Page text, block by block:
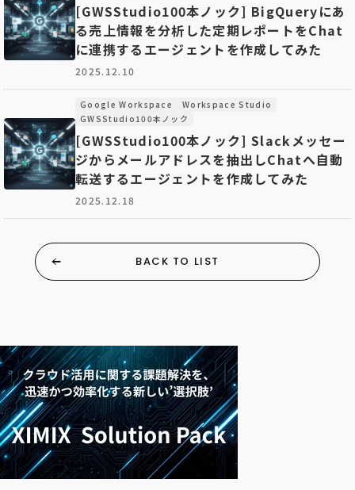
[GWSStudio100本ノック] BigQueryにあ
る売上情報を分析した定期レポートをChat
に連携するエージェントを作成してみた
2025.12.10
Google Workspace
Workspace Studio
GWSStudio100本ノック
[GWSStudio100本ノック] Slackメッセー
ジからメールアドレスを抽出しChatへ自動
転送するエージェントを作成してみた
2025.12.18
BACK TO LIST